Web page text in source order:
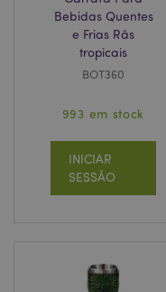
Bebidas Quentes
e Frias Rãs
tropicais
BOT360
993 em stock
INICIAR
SESSÃO